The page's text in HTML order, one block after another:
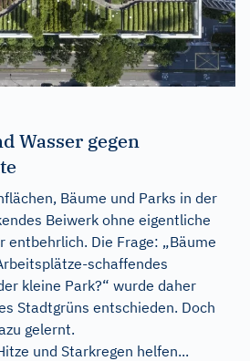
Wasser gegen
Bäume und Parks in der
Beiwerk ohne eigentliche
entbehrlich. Die Frage: „Bäume
schaffendes
kleine Park?“ wurde daher
Stadtgrüns entschieden. Doch
gelernt.
und Starkregen helfen...